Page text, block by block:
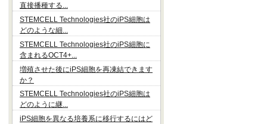
直接播種する...
STEMCELL Technologies社のiPS細胞は
どのような細...
STEMCELL Technologies社のiPS細胞に
含まれるOCT4+...
増殖させた後にiPS細胞を再凍結できます
か？
STEMCELL Technologies社のiPS細胞は
どのように継...
iPS細胞を異なる培養系に移行するにはど